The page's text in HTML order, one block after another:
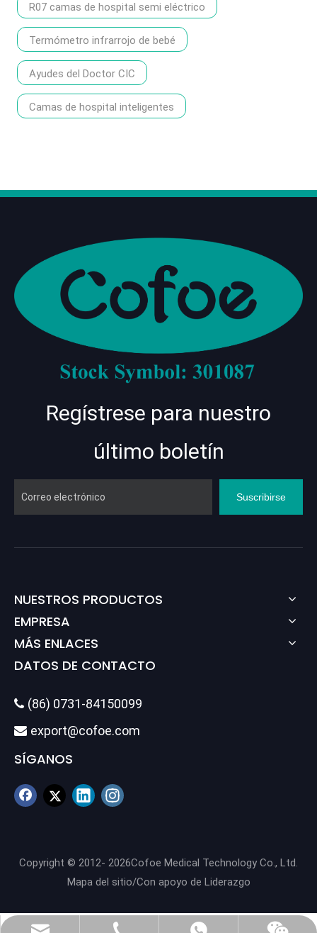
R07 camas de hospital semi eléctrico
Termómetro infrarrojo de bebé
Ayudes del Doctor CIC
Camas de hospital inteligentes
Regístrese para nuestro
último boletín
Suscribirse
NUESTROS PRODUCTOS
EMPRESA
MÁS ENLACES
DATOS DE CONTACTO
 (86) 0731-84150099
 export@cofoe.com
SÍGANOS
Copyright © 2012- 2026Cofoe Medical Technology Co., Ltd.
Mapa del sitio/Con apoyo de Liderazgo